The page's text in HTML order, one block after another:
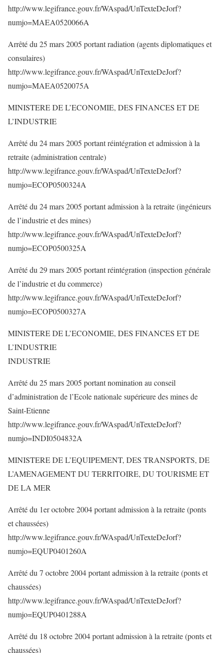
http://www.legifrance.gouv.fr/WAspad/UnTexteDeJorf?
numjo=MAEA0520066A
Arrêté du 25 mars 2005 portant radiation (agents diplomatiques et
consulaires)
http://www.legifrance.gouv.fr/WAspad/UnTexteDeJorf?
numjo=MAEA0520075A
MINISTERE DE L’ECONOMIE, DES FINANCES ET DE
L’INDUSTRIE
Arrêté du 24 mars 2005 portant réintégration et admission à la
retraite (administration centrale)
http://www.legifrance.gouv.fr/WAspad/UnTexteDeJorf?
numjo=ECOP0500324A
Arrêté du 24 mars 2005 portant admission à la retraite (ingénieurs
de l’industrie et des mines)
http://www.legifrance.gouv.fr/WAspad/UnTexteDeJorf?
numjo=ECOP0500325A
Arrêté du 29 mars 2005 portant réintégration (inspection générale
de l’industrie et du commerce)
http://www.legifrance.gouv.fr/WAspad/UnTexteDeJorf?
numjo=ECOP0500327A
MINISTERE DE L’ECONOMIE, DES FINANCES ET DE
L’INDUSTRIE
INDUSTRIE
Arrêté du 25 mars 2005 portant nomination au conseil
d’administration de l’Ecole nationale supérieure des mines de
Saint-Etienne
http://www.legifrance.gouv.fr/WAspad/UnTexteDeJorf?
numjo=INDI0504832A
MINISTERE DE L’EQUIPEMENT, DES TRANSPORTS, DE
L’AMENAGEMENT DU TERRITOIRE, DU TOURISME ET
DE LA MER
Arrêté du 1er octobre 2004 portant admission à la retraite (ponts
et chaussées)
http://www.legifrance.gouv.fr/WAspad/UnTexteDeJorf?
numjo=EQUP0401260A
Arrêté du 7 octobre 2004 portant admission à la retraite (ponts et
chaussées)
http://www.legifrance.gouv.fr/WAspad/UnTexteDeJorf?
numjo=EQUP0401288A
Arrêté du 18 octobre 2004 portant admission à la retraite (ponts et
chaussées)